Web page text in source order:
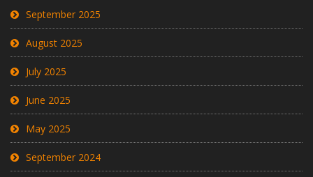
September 2025
August 2025
July 2025
June 2025
May 2025
September 2024